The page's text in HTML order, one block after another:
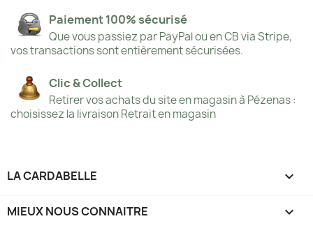
Paiement 100% sécurisé
Que vous passiez par PayPal ou en CB via Stripe,
vos transactions sont entièrement sécurisées.
Clic & Collect
Retirer vos achats du site en magasin à Pézenas :
choisissez la livraison Retrait en magasin
LA CARDABELLE 
MIEUX NOUS CONNAITRE 